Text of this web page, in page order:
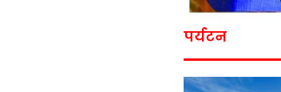
पर्यटन